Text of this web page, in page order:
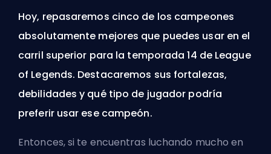
Hoy, repasaremos cinco de los campeones
absolutamente mejores que puedes usar en el
carril superior para la temporada 14 de League
of Legends. Destacaremos sus fortalezas,
debilidades y qué tipo de jugador podría
preferir usar ese campeón.
Entonces, si te encuentras luchando mucho en